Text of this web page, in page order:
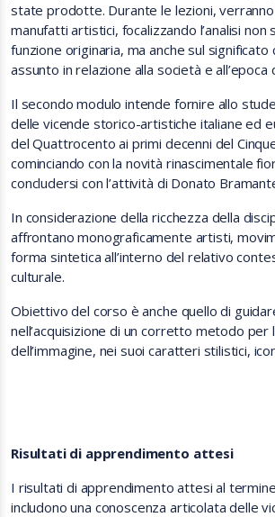
state prodotte. Durante le lezioni,
manufatti artistici, focalizzando l’analisi non
funzione originaria, ma anche sul significato
assunto in relazione alla società e all’epoca
Il secondo modulo intende fornire allo
delle vicende storico-artistiche italiane ed
del Quattrocento ai primi decenni del
cominciando con la novità rinascimentale
concludersi con l’attività di Donato
In considerazione della ricchezza della
affrontano monograficamente artisti,
forma sintetica all’interno del relativo
culturale.
Obiettivo del corso è anche quello di
nell’acquisizione di un corretto metodo per
dell’immagine, nei suoi caratteri stilistici,
Risultati di apprendimento attesi
I risultati di apprendimento attesi al
includono una conoscenza articolata delle